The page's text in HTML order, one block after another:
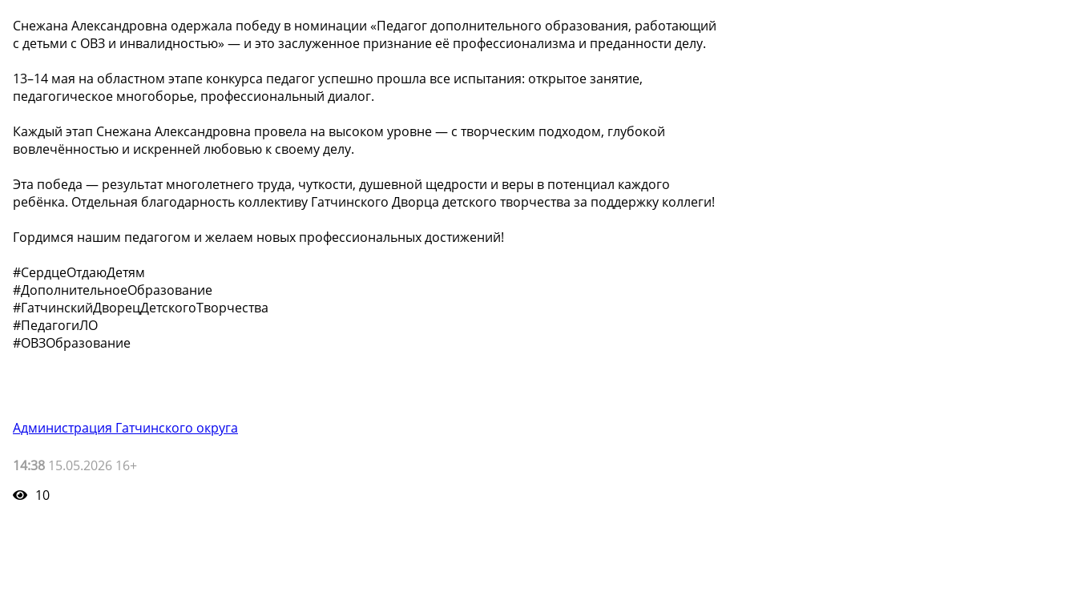
Снежана Александровна одержала победу в номинации «Педагог дополнительного образования, работающий
с детьми с ОВЗ и инвалидностью» — и это заслуженное признание её профессионализма и преданности делу.
13–14 мая на областном этапе конкурса педагог успешно прошла все испытания: открытое занятие,
педагогическое многоборье, профессиональный диалог.
Каждый этап Снежана Александровна провела на высоком уровне — с творческим подходом, глубокой
вовлечённостью и искренней любовью к своему делу.
Эта победа — результат многолетнего труда, чуткости, душевной щедрости и веры в потенциал каждого
ребёнка. Отдельная благодарность коллективу Гатчинского Дворца детского творчества за поддержку коллеги!
Гордимся нашим педагогом и желаем новых профессиональных достижений!
#СердцеОтдаюДетям
#ДополнительноеОбразование
#ГатчинскийДворецДетскогоТворчества
#ПедагогиЛО
#ОВЗОбразование
Администрация Гатчинского округа
14:38 15.05.2026 16+
10